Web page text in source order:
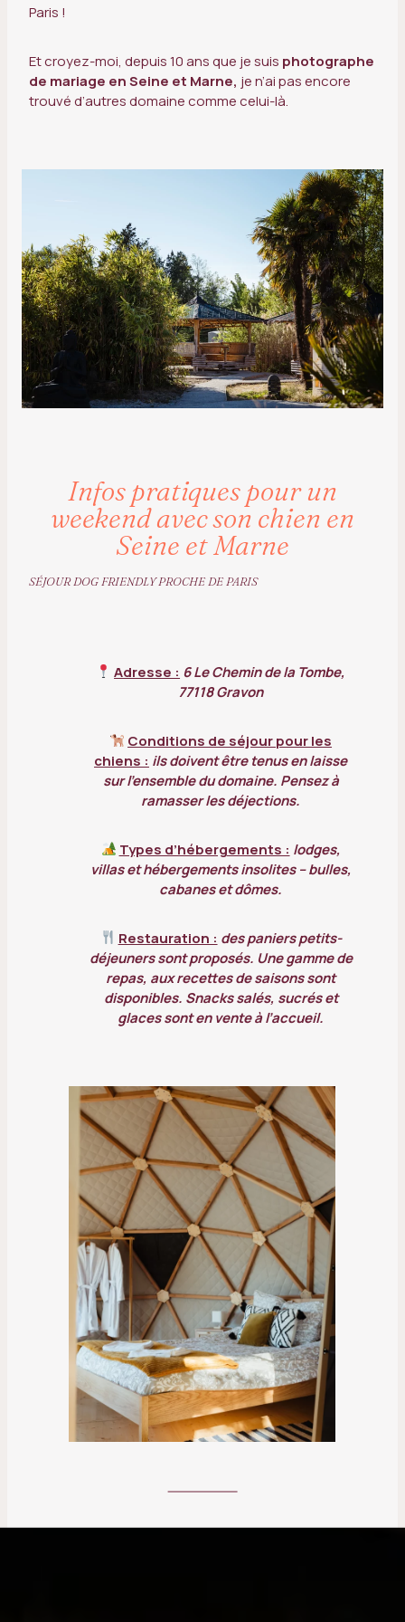
Paris !
Et croyez-moi, depuis 10 ans que je suis photographe
de mariage en Seine et Marne, je n’ai pas encore
trouvé d’autres domaine comme celui-là.
Infos pratiques pour un
weekend avec son chien en
Seine et Marne
SÉJOUR DOG FRIENDLY PROCHE DE PARIS
Adresse : 6 Le Chemin de la Tombe,
77118 Gravon
Conditions de séjour pour les
chiens : ils doivent être tenus en laisse
sur l’ensemble du domaine. Pensez à
ramasser les déjections.
Types d’hébergements : lodges,
villas et hébergements insolites – bulles,
cabanes et dômes.
Restauration : des paniers petits-
déjeuners sont proposés. Une gamme de
repas, aux recettes de saisons sont
disponibles. Snacks salés, sucrés et
glaces sont en vente à l’accueil.